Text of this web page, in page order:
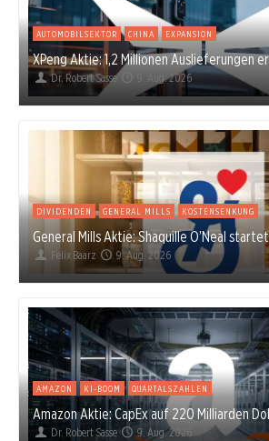
AUTOMOBILSEKTOR CHINA EXPANSION
XPeng Aktie: 1,2 Millionen Auslieferungen
Dr. Robert Sasse 9. Aug. 2026
DIVIDENDEN GENERAL MILLS KOSTENSENKUNG
General Mills Aktie: Shaquille O’Neal
Felix Baarz 9. Aug. 2026
AMAZON KI-BOOM QUARTALSZAHLEN
Amazon Aktie: CapEx auf 220 Milliarden
Dr. Robert Sasse 9. Aug. 2026